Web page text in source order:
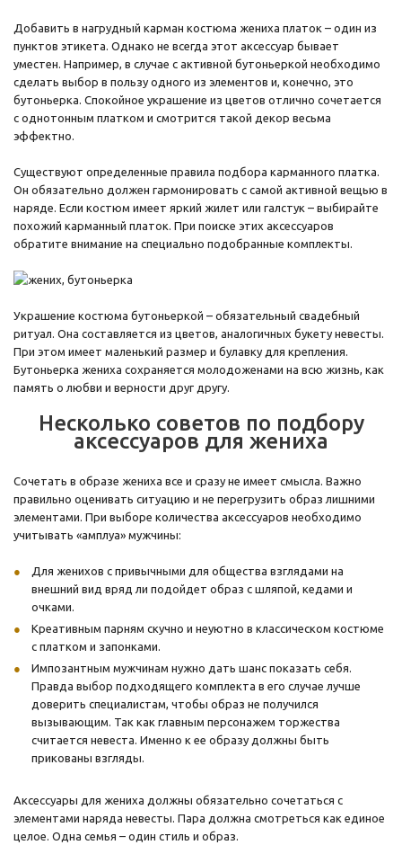
Добавить в нагрудный карман костюма жениха платок – один из
пунктов этикета. Однако не всегда этот аксессуар бывает
уместен. Например, в случае с активной бутоньеркой необходимо
сделать выбор в пользу одного из элементов и, конечно, это
бутоньерка. Спокойное украшение из цветов отлично сочетается
с однотонным платком и смотрится такой декор весьма
эффектно.
Существуют определенные правила подбора карманного платка.
Он обязательно должен гармонировать с самой активной вещью в
наряде. Если костюм имеет яркий жилет или галстук – выбирайте
похожий карманный платок. При поиске этих аксессуаров
обратите внимание на специально подобранные комплекты.
Украшение костюма бутоньеркой – обязательный свадебный
ритуал. Она составляется из цветов, аналогичных букету невесты.
При этом имеет маленький размер и булавку для крепления.
Бутоньерка жениха сохраняется молодоженами на всю жизнь, как
память о любви и верности друг другу.
Несколько советов по подбору
аксессуаров для жениха
Сочетать в образе жениха все и сразу не имеет смысла. Важно
правильно оценивать ситуацию и не перегрузить образ лишними
элементами. При выборе количества аксессуаров необходимо
учитывать «амплуа» мужчины:
Для женихов с привычными для общества взглядами на
внешний вид вряд ли подойдет образ с шляпой, кедами и
очками.
Креативным парням скучно и неуютно в классическом костюме
с платком и запонками.
Импозантным мужчинам нужно дать шанс показать себя.
Правда выбор подходящего комплекта в его случае лучше
доверить специалистам, чтобы образ не получился
вызывающим. Так как главным персонажем торжества
считается невеста. Именно к ее образу должны быть
прикованы взгляды.
Аксессуары для жениха должны обязательно сочетаться с
элементами наряда невесты. Пара должна смотреться как единое
целое. Одна семья – один стиль и образ.